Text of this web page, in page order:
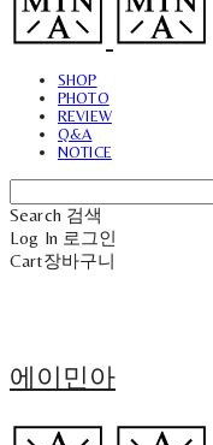
SHOP
PHOTO
REVIEW
Q&A
NOTICE
Search 검색
Log In 로그인
Cart장바구니
에이민아